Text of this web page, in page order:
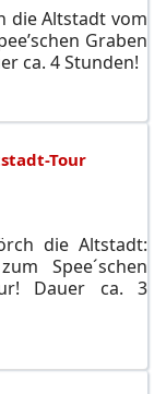
die Altstadt vom
Graben
ca. 4 Stunden!
Tour
die Altstadt:
Spee´schen
Dauer ca. 3